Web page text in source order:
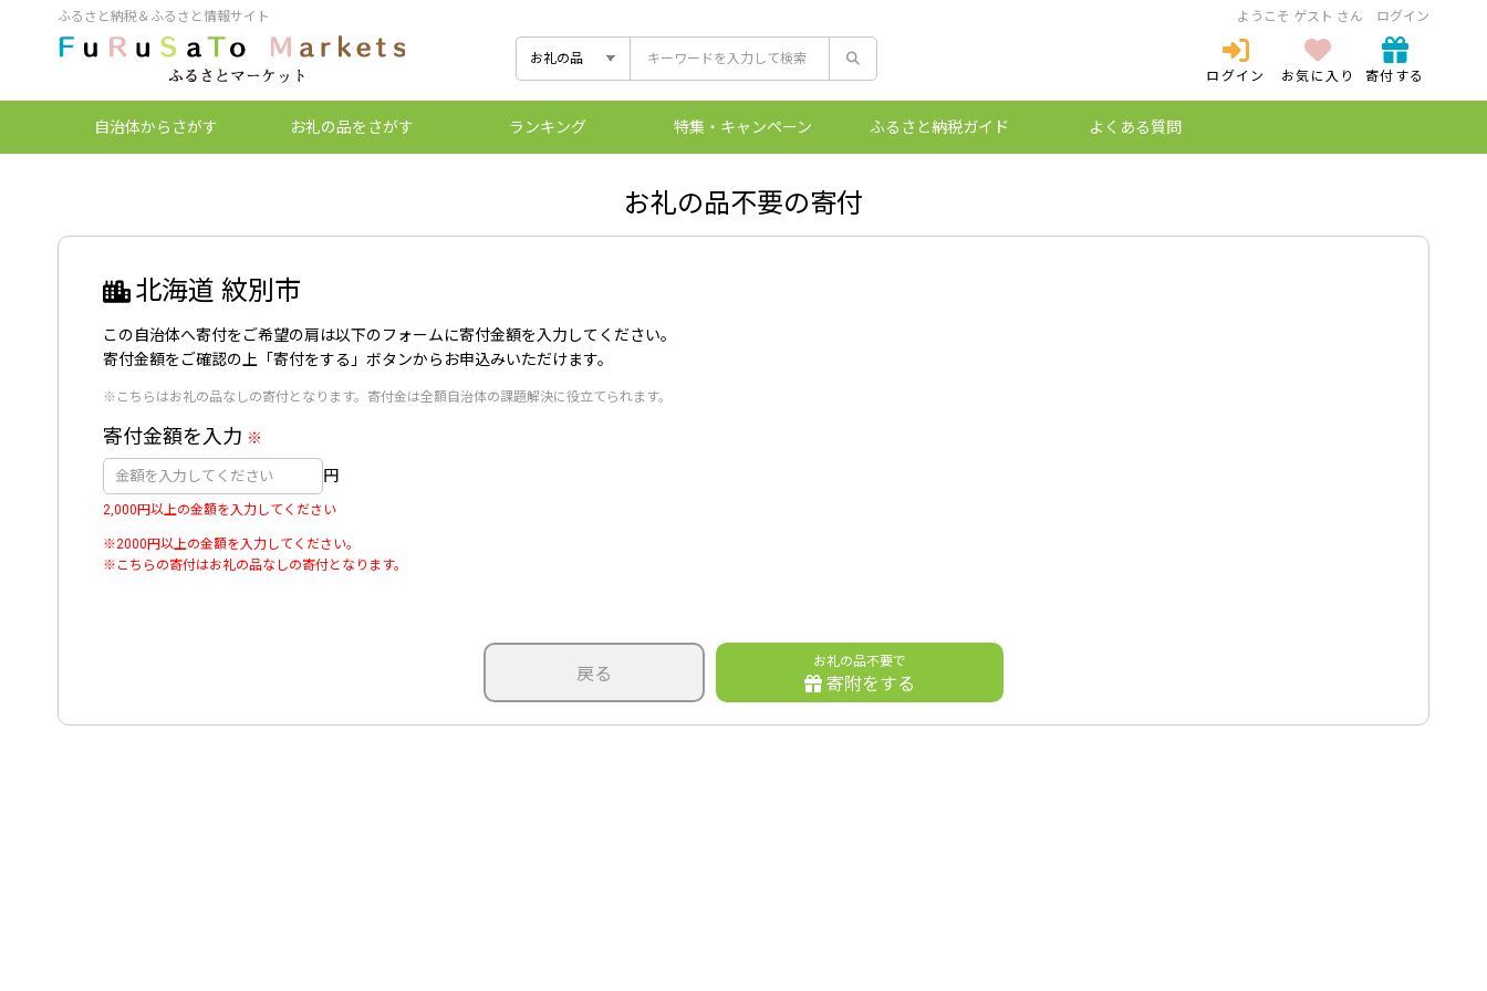
ふるさと納税＆ふるさと情報サイト ようこそ ゲスト さん ログイン
ログイン
ログイン
新規登録
お気に入り 寄付する
自治体からさがす お礼の品をさがす ランキング 特集 ・キャンペーン ふるさと納税ガイド よくある質問
お礼の品不要の寄付
北海道 紋別市
この自治体へ寄付をご希望の肩は以下のフォームに寄付金額を入力してください。
寄付金額をご確認の上「寄付をする」ボタンからお申込みいただけます。
※こちらはお礼の品なしの寄付となります。寄付金は全額自治体の課題解決に役立てられます。
寄付金額を入力 ※
円
2,000円以上の金額を入力してください
※2000円以上の金額を入力してください。
※こちらの寄付はお礼の品なしの寄付となります。
戻る
お礼の品不要で
寄附をする